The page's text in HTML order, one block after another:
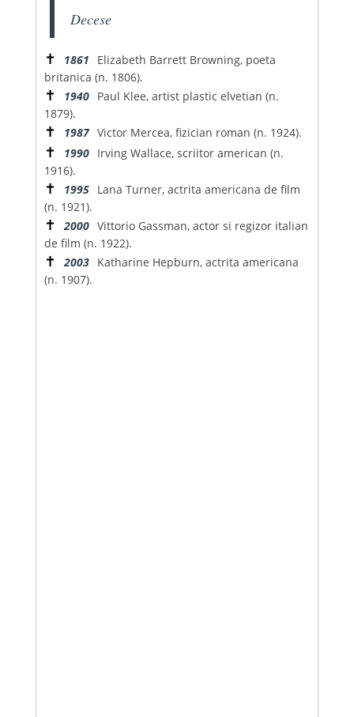
Decese
✝ 1861
Elizabeth Barrett Browning, poeta
britanica (n. 1806).
✝ 1940 Paul Klee, artist plastic elvetian (n.
1879).
✝ 1987 Victor Mercea, fizician roman (n. 1924).
✝ 1990 Irving Wallace, scriitor american (n.
1916).
✝ 1995 Lana Turner, actrita americana de film
(n. 1921).
✝ 2000 Vittorio Gassman, actor si regizor italian
de film (n. 1922).
✝ 2003 Katharine Hepburn, actrita americana
(n. 1907).